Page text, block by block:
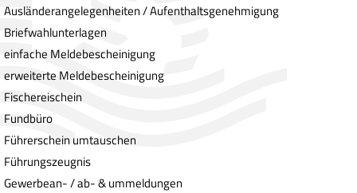
Ausländerangelegenheiten / Aufenthaltsgenehmigung
Briefwahlunterlagen
einfache Meldebescheinigung
erweiterte Meldebescheinigung
Fischereischein
Fundbüro
Führerschein umtauschen
Führungszeugnis
Gewerbean- / ab- & ummeldungen